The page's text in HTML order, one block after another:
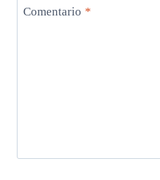
Comentario *